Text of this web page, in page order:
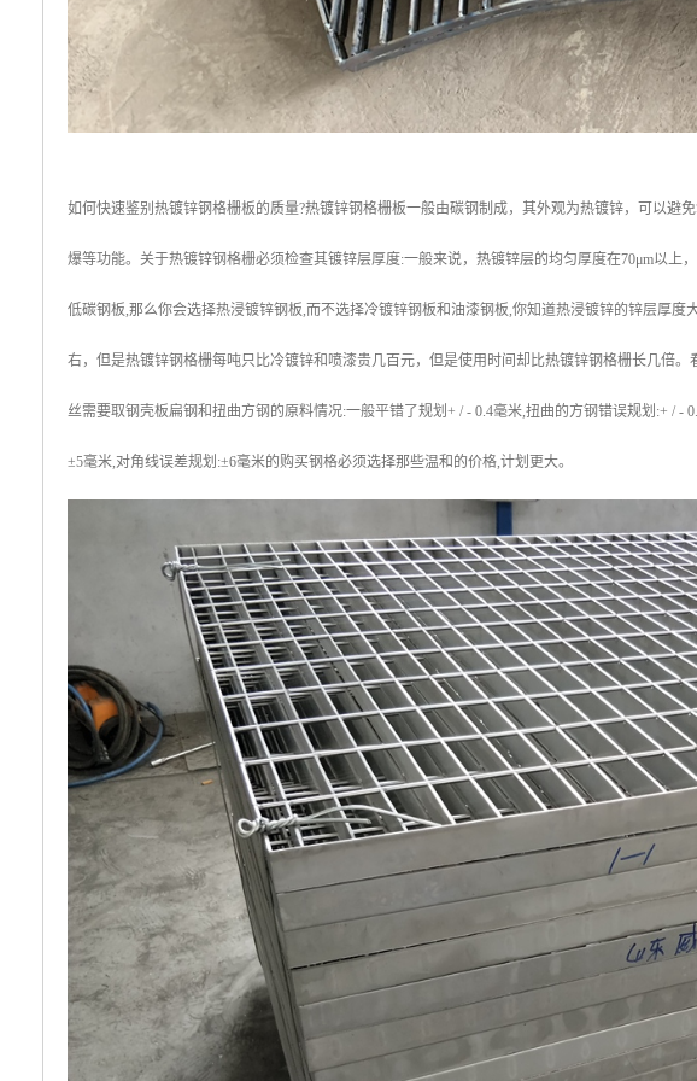
如何快速鉴别热镀锌钢格栅板的质量?热镀锌钢格栅板一般由碳钢制成，其外观为热镀锌，可以避
爆等功能。关于热镀锌钢格栅必须检查其镀锌层厚度:一般来说，热镀锌层的均匀厚度在70μm以
低碳钢板,那么你会选择热浸镀锌钢板,而不选择冷镀锌钢板和油漆钢板,你知道热浸镀锌的锌层厚度
右，但是热镀锌钢格栅每吨只比冷镀锌和喷漆贵几百元，但是使用时间却比热镀锌钢格栅长几倍
丝需要取钢壳板扁钢和扭曲方钢的原料情况:一般平错了规划+ / - 0.4毫米,扭曲的方钢错误规划:+ /
±5毫米,对角线误差规划:±6毫米的购买钢格必须选择那些温和的价格,计划更大。